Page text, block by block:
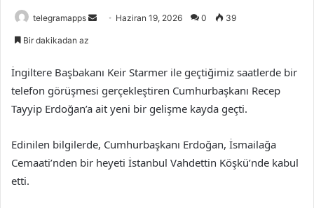
telegramapps
Bir
göndermek
Haziran 19, 2026 0 39
Bir dakikadan az
İngiltere Başbakanı Keir Starmer ile geçtiğimiz saatlerde bir
telefon görüşmesi gerçekleştiren Cumhurbaşkanı Recep
Tayyip Erdoğan’a ait yeni bir gelişme kayda geçti.
Edinilen bilgilerde, Cumhurbaşkanı Erdoğan, İsmailağa
Cemaati’nden bir heyeti İstanbul Vahdettin Köşkü’nde kabul
etti.